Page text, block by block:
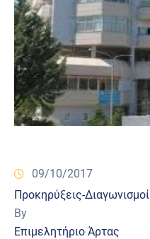
09/10/2017
Προκηρύξεις-Διαγωνισμοί
By
Επιμελητήριο Άρτας